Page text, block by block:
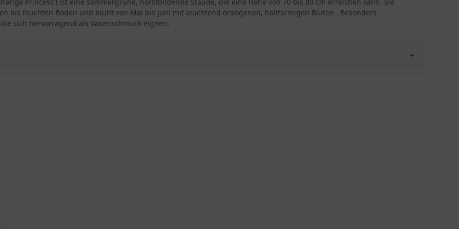
und dem gelappten, sommergrünen Blattlaub
sichtbar. Mit 8 Pflanzen pro Quadratmeter ergibt
bis feuchten Böden und blüht von Mai bis Juni mit leuchtend orangenen, ballförmigen Blüten . Besonders
sich hervorragend als Vasenschmuck eignen.